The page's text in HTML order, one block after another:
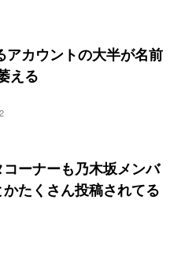
カウントの大半が名前
える
ーナーも乃木坂メンバ
たくさん投稿されてる